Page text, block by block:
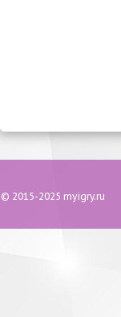
© 2015-2025 myigry.ru